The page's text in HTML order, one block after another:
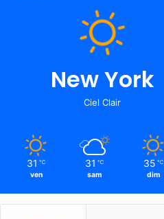
New York
Ciel Clair
31 ℃
ven
31 ℃
sam
35 ℃
dim